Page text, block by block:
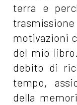
terra e
motivazioni
del mio
debito di
tempo,
della